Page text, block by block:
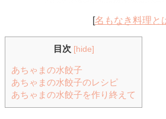
[名もなき料理と
目次 [hide]
あちゃまの水餃子
あちゃまの水餃子のレシピ
あちゃまの水餃子を作り終えて